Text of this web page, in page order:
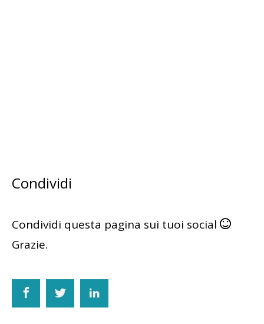
Condividi
Condividi questa pagina sui tuoi social
Grazie.